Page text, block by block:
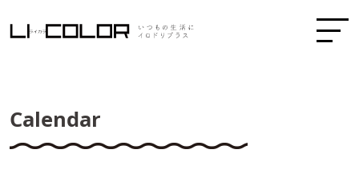
Calendar